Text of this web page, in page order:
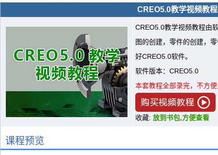
CREO5.0教学视频教程
CREO5.0教学视频教程由
图的创建，零件的创建，
好CREO5.0软件。
软件版本：CREO5.0
本套教程全部录完，不方
收藏: 放到书包,方便查看
课程预览